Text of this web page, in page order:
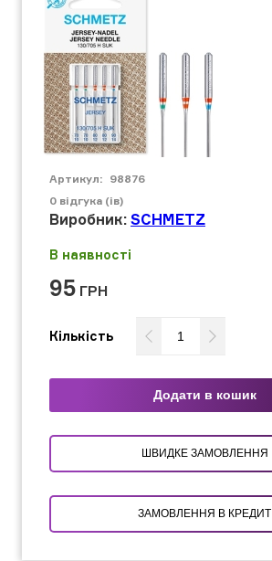
Артикул: 98876
0 відгука (ів)
Виробник: SCHMETZ
В наявності
95 ГРН
Кількість
Додати в кошик
ШВИДКЕ ЗАМОВЛЕННЯ
ЗАМОВЛЕННЯ В КРЕДИТ